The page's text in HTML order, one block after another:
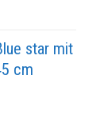
star mit
cm